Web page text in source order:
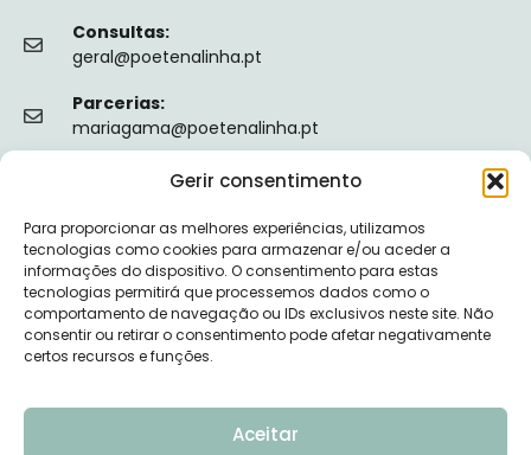
Gerir consentimento
Para proporcionar as melhores experiências, utilizamos
tecnologias como cookies para armazenar e/ou aceder a
informações do dispositivo. O consentimento para estas
tecnologias permitirá que processemos dados como o
comportamento de navegação ou IDs exclusivos neste site. Não
consentir ou retirar o consentimento pode afetar negativamente
certos recursos e funções.
Aceitar
Consultas:
geral@poetenalinha.pt
Parcerias:
mariagama@poetenalinha.pt
Política de privacidade
Termos e Condições
Livro de reclamações
Nº de Registo da ERS: E149128